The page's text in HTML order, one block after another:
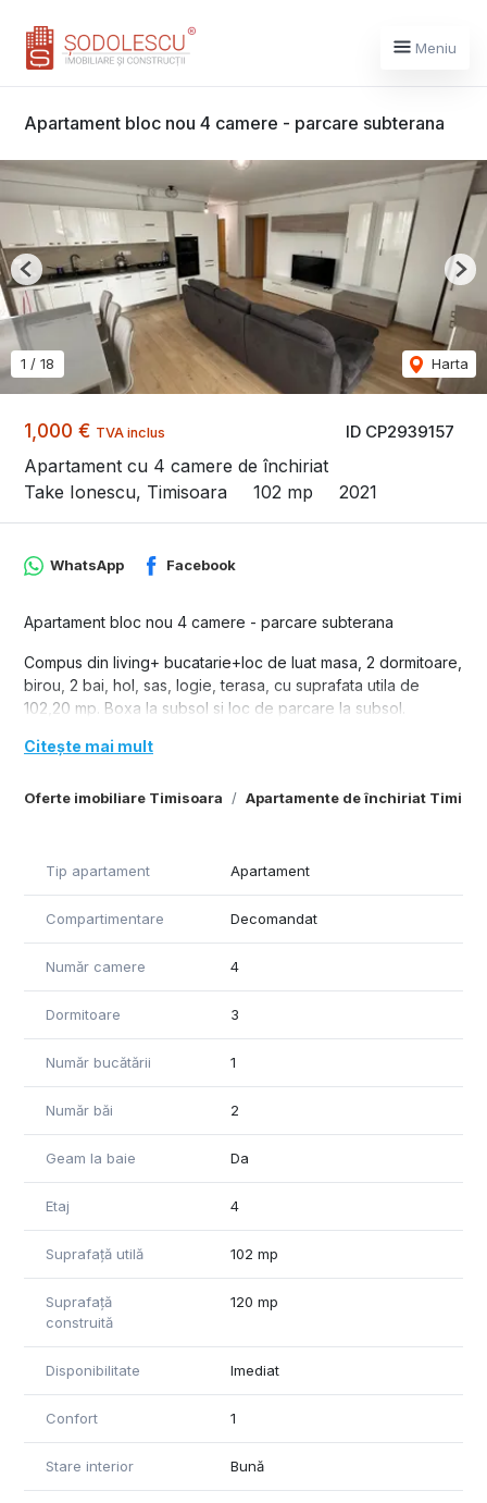
Meniu
Apartament bloc nou 4 camere - parcare subterana
ID CP2939157
1,000 € TVA inclus
Apartament cu 4 camere de închiriat
Take Ionescu, Timisoara
102 mp 2021
1 / 18 Harta
Previous
Oferte imobiliare Timisoara Apartamente de închiriat
WhatsApp Facebook
Apartament bloc nou 4 camere - parcare subterana
Compus din living+ bucatarie+loc de luat masa, 2 dormitoare,
birou, 2 bai, hol, sas, logie, terasa, cu suprafata utila de
102,20 mp. Boxa la subsol si loc de parcare la subsol.
Citește mai mult
Tip apartament Apartament
Compartimentare Decomandat
Număr camere 4
Dormitoare 3
Număr bucătării 1
Număr băi 2
Geam la baie Da
Etaj 4
Suprafață utilă 102 mp
Suprafață
construită
120 mp
Disponibilitate Imediat
Confort 1
Stare interior Bună